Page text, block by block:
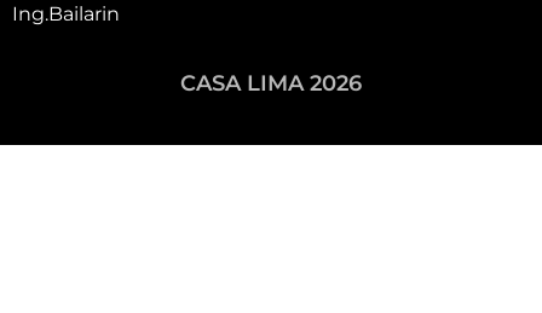
Ing.Bailarin
CASA LIMA 2026